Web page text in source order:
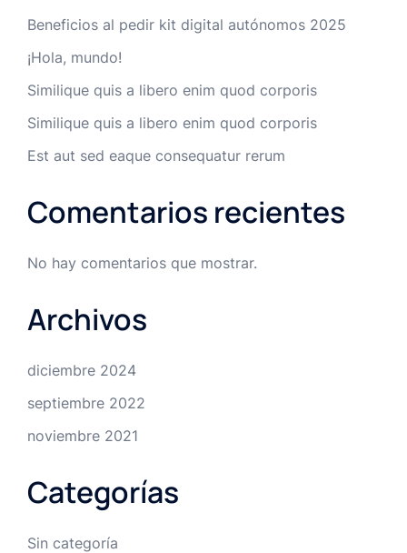
Beneficios al pedir kit digital autónomos 2025
¡Hola, mundo!
Similique quis a libero enim quod corporis
Similique quis a libero enim quod corporis
Est aut sed eaque consequatur rerum
Comentarios recientes
No hay comentarios que mostrar.
Archivos
diciembre 2024
septiembre 2022
noviembre 2021
Categorías
Sin categoría